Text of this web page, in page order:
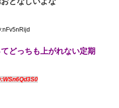
どっちも上がれない定期